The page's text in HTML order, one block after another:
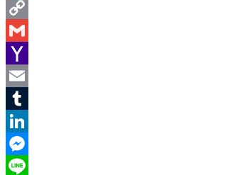
Twitter
Copy
Link
Gmail
Yahoo
Mail
Email
Tumblr
LinkedIn
Messenger